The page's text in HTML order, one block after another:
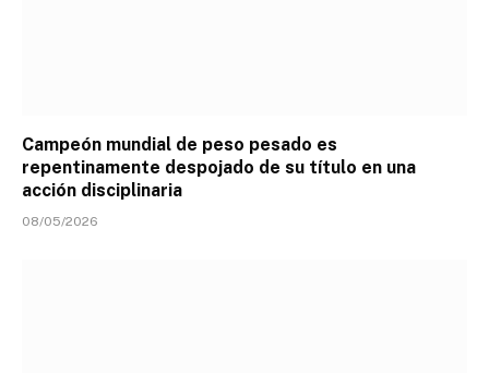
Campeón mundial de peso pesado es
repentinamente despojado de su título en una
acción disciplinaria
08/05/2026